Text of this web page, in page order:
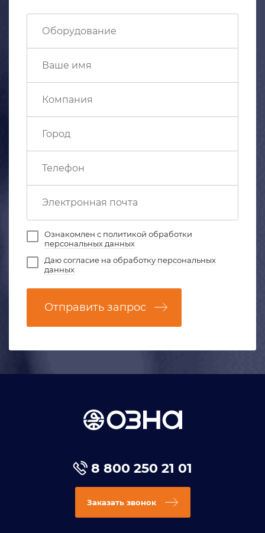
Ознакомлен с политикой обработки
персональных данных
Даюсогласие на обработку персональных
данных
Отправить запрос
8 800 250 21 01
Заказать звонок